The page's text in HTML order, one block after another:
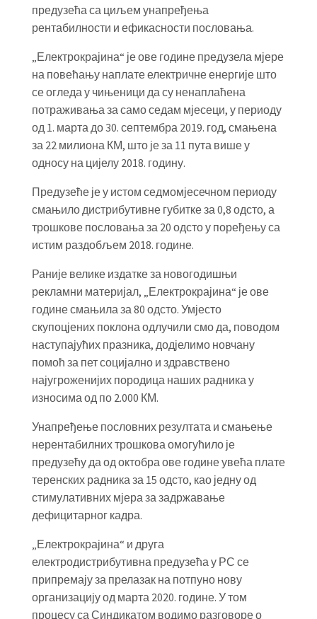
предузећа са циљем унапређења
рентабилности и ефикасности пословања.
„Електрокрајина“ је ове године предузела мјере
на повећању наплате електричне енергије што
се огледа у чињеници да су ненаплаћена
потраживања за само седам мјесеци, у периоду
од 1. марта до 30. септембра 2019. год, смањена
за 22 милиона КМ, што је за 11 пута више у
односу на цијелу 2018. годину.
Предузеће је у истом седмомјесечном периоду
смањило дистрибутивне губитке за 0,8 одсто, а
трошкове пословања за 20 одсто у поређењу са
истим раздобљем 2018. године.
Раније велике издатке за новогодишњи
рекламни материјал, „Електрокрајина“ је ове
године смањила за 80 одсто. Умјесто
скупоцјених поклона одлучили смо да, поводом
наступајућих празника, додјелимо новчану
помоћ за пет социјално и здравствено
најугроженијих породица наших радника у
износима од по 2.000 КМ.
Унапређење пословних резултата и смањење
нерентабилних трошкова омогућило је
предузећу да од октобра ове године увећа плате
теренских радника за 15 одсто, као једну од
стимулативних мјера за задржавање
дефицитарног кадра.
„Електрокрајина“ и друга
електродистрибутивна предузећа у РС се
припремају за прелазак на потпуно нову
организацију од марта 2020. године. У том
процесу са Синдикатом водимо разговоре о